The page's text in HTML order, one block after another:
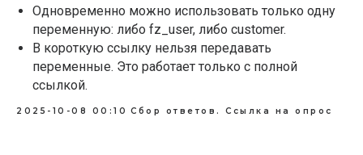
Одновременно можно использовать только одну
переменную: либо fz_user, либо customer.
В короткую ссылку нельзя передавать
переменные. Это работает только с полной
ссылкой.
2025-10-08 00:10 Сбор ответов. Ссылка на опрос